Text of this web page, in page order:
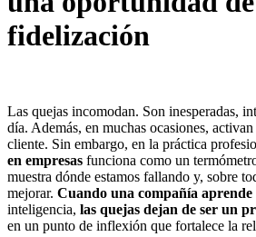
fidelización
Las quejas incomodan. Son inesperadas,
día. Además, en muchas ocasiones,
cliente. Sin embargo, en la práctica
en empresas funciona como un
muestra dónde estamos fallando y, sobre
mejorar. Cuando una compañía aprende
inteligencia, las quejas dejan de ser un
en un punto de inflexión que fortalece la